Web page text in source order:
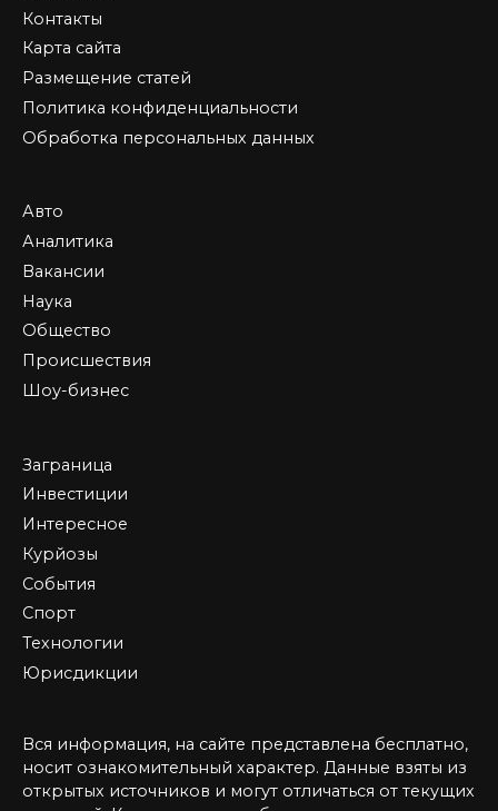
Контакты
Карта сайта
Размещение статей
Политика конфиденциальности
Обработка персональных данных
Авто
Аналитика
Вакансии
Наука
Общество
Происшествия
Шоу-бизнес
Заграница
Инвестиции
Интересное
Курйозы
События
Спорт
Технологии
Юрисдикции
Вся информация, на сайте представлена бесплатно,
носит ознакомительный характер. Данные взяты из
открытых источников и могут отличаться от текущих